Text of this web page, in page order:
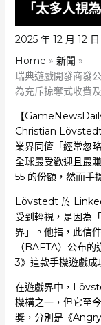
2025 年 12 月 12 日
Home
新聞
瑞典遊戲開發商發
為充斥掠奪式收費
【
Christian Lövstedt
業界同儕「經常忽
全球最受歡迎且最
55 的份額，然而手
Lövstedt 於
受到輕視，是因為
界」。他指，此信
（BAFTA）公布
3》這款手機遊戲成
在遊戲界中，
機構之一，但它至
獎，分別是《